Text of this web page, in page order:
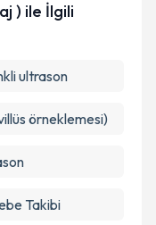
) ile İlgili
ultrason
örneklemesi)
Takibi